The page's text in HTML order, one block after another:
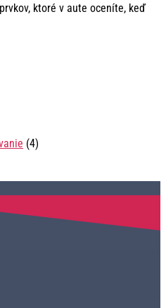
ktoré v aute oceníte, keď
(4)